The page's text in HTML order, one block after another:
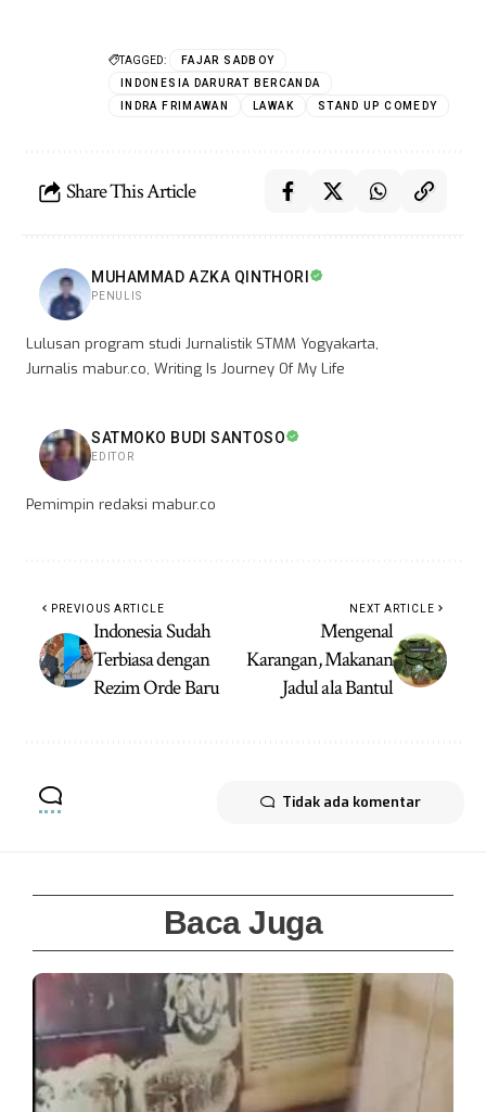
TAGGED:
FAJAR SADBOY
INDONESIA DARURAT BERCANDA
INDRA FRIMAWAN
LAWAK STAND UP COMEDY
Share This Article
MUHAMMAD AZKA QINTHORI
PENULIS
Lulusan program studi Jurnalistik STMM Yogyakarta,
Jurnalis mabur.co, Writing Is Journey Of My Life
SATMOKO BUDI SANTOSO
EDITOR
Pemimpin redaksi mabur.co
PREVIOUS ARTICLE
Indonesia Sudah
Terbiasa dengan
Rezim Orde Baru
NEXT ARTICLE
Mengenal
Karangan, Makanan
Jadul ala Bantul
Tidak ada komentar
Baca Juga